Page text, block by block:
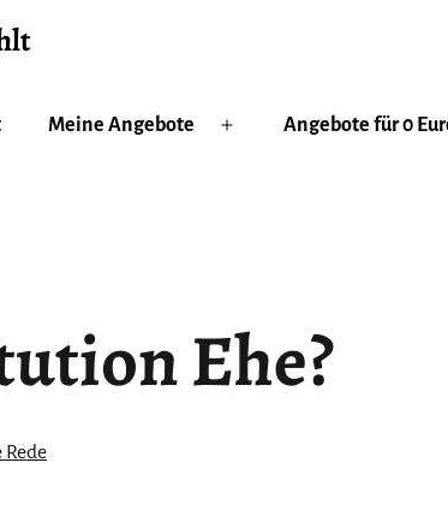
Meine Angebote Angebote für 0
Ehe?
Rede